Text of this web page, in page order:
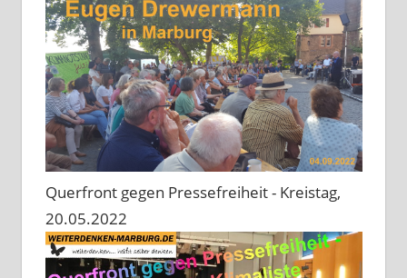
Querfront gegen Pressefreiheit - Kreistag,
20.05.2022